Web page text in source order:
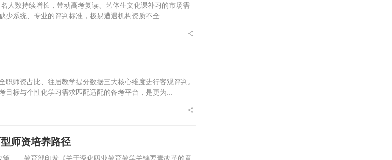
人数持续增长，带动高考复读、艺体生文化课补习的市场需
系统、专业的评判标准，极易遭遇机构资质不全...
师资占比、往届教学提分数据三大核心维度进行客观评判。
标与个性化学习需求匹配适配的备考平台，是更为...
师资培养路径
策——教育部印发《关于深化职业教育教学关键要素改革的意